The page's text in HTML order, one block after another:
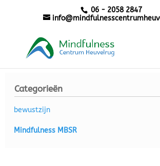
06 - 2058 2847
Categorieën
bewustzijn
Mindfulness MBSR